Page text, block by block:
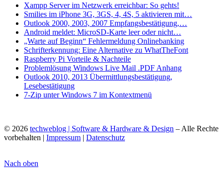
Xampp Server im Netzwerk erreichbar: So gehts!
Smilies im iPhone 3G, 3GS, 4, 4S, 5 aktivieren mit…
Outlook 2000, 2003, 2007 Empfangsbestätigung,…
Android meldet: MicroSD-Karte leer oder nicht…
„Warte auf Beginn“ Fehlermeldung Onlinebanking
Schrifterkennung: Eine Alternative zu WhatTheFont
Raspberry Pi Vorteile & Nachteile
Problemlösung Windows Live Mail .PDF Anhang
Outlook 2010, 2013 Übermittlungsbestätigung,
Lesebestätigung
7-Zip unter Windows 7 im Kontextmenü
© 2026 techweblog | Software & Hardware & Design – Alle Rechte
vorbehalten | Impressum | Datenschutz
Nach oben